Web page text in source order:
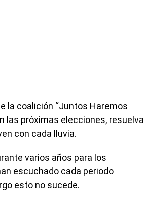
la coalición “Juntos Haremos
las próximas elecciones, resuelva
con cada lluvia.
varios años para los
escuchado cada periodo
esto no sucede.